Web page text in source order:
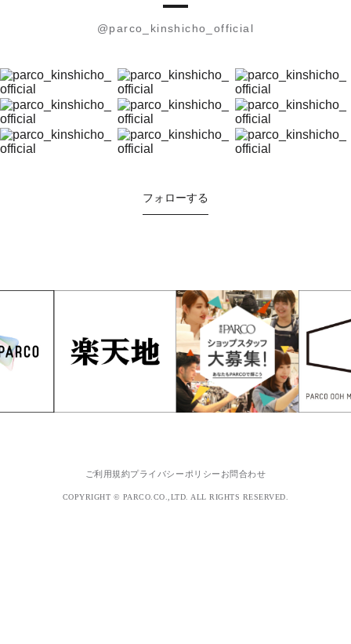
@parco_kinshicho_official
フォローする
ご利用規約プライバシーポリシー お問合わせ
COPYRIGHT © PARCO.CO.,LTD. ALL RIGHTS RESERVED.